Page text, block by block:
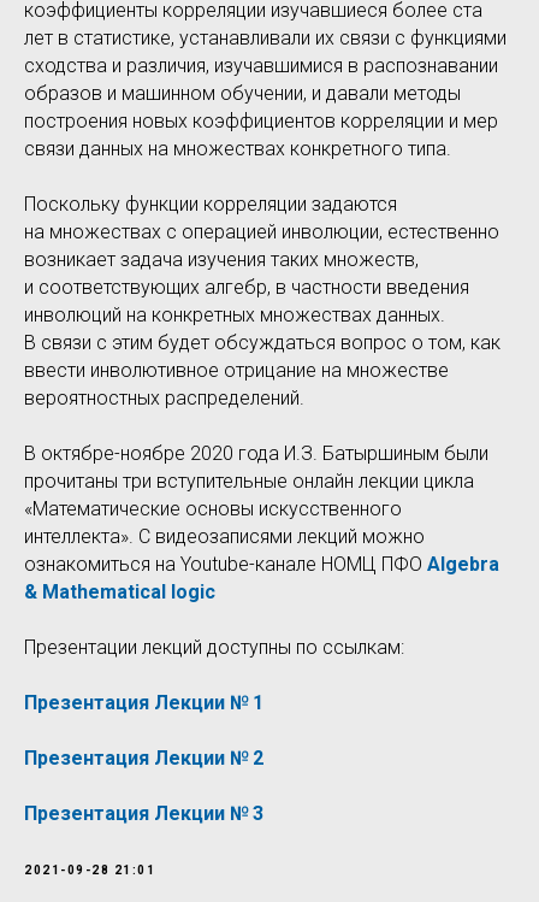
коэффициенты корреляции изучавшиеся более ста
лет в статистике, устанавливали их связи с функциями
сходства и различия, изучавшимися в распознавании
образов и машинном обучении, и давали методы
построения новых коэффициентов корреляции и мер
связи данных на множествах конкретного типа.
Поскольку функции корреляции задаются
на множествах с операцией инволюции, естественно
возникает задача изучения таких множеств,
и соответствующих алгебр, в частности введения
инволюций на конкретных множествах данных.
В связи с этим будет обсуждаться вопрос о том, как
ввести инволютивное отрицание на множестве
вероятностных распределений.
В октябре-ноябре 2020 года И.З. Батыршиным были
прочитаны три вступительные онлайн лекции цикла
«Математические основы искусственного
интеллекта». С видеозаписями лекций можно
ознакомиться на Youtube-канале НОМЦ ПФО Algebra
& Mathematical logic
Презентации лекций доступны по ссылкам:
Презентация Лекции № 1
Презентация Лекции № 2
Презентация Лекции № 3
2021-09-28 21:01